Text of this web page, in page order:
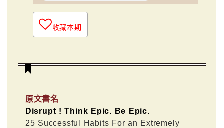
收藏本期
原文書名
Disrupt ! Think Epic. Be Epic.
25 Successful Habits For an Extremely